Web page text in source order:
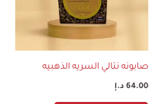
صابونه نتالي السريه الذهبيه
64.00 د.إ